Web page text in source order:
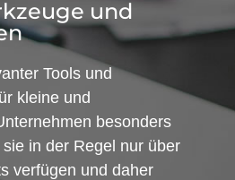
und
Tools und
kleine und
besonders
in der Regel nur über
verfügen und daher